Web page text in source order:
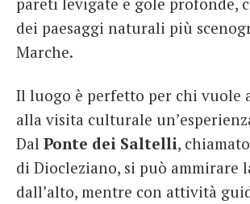
dei paesaggi naturali più
Marche.
Il luogo è perfetto per chi vuole
alla visita culturale
Dal Ponte dei Saltelli,
di Diocleziano, si può ammirare
dall’alto, mentre con attività